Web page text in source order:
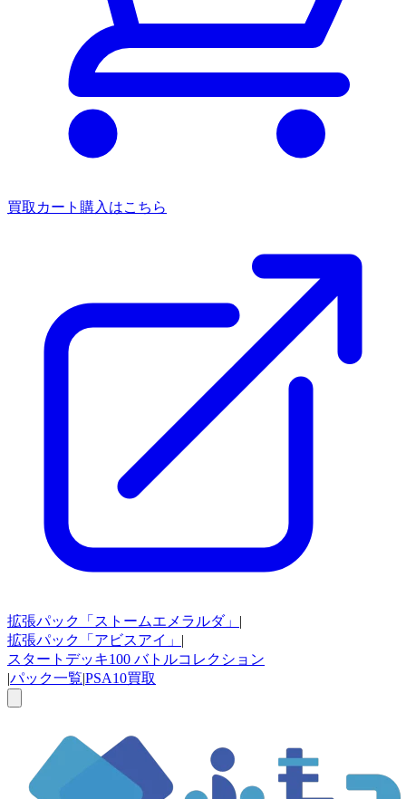
買取カート 購入はこちら
拡張パック 「ストームエメラルダ」 |
拡張パック
「アビスアイ」 |
スタートデッキ100 バトルコレクション
|パック一覧|PSA10買取